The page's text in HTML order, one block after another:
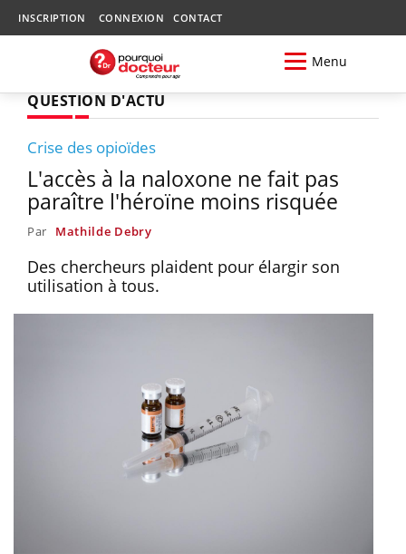
INSCRIPTION CONNEXION CONTACT
Menu
QUESTION D'ACTU
Crise des opioïdes
L'accès à la naloxone ne fait pas
paraître l'héroïne moins risquée
Par Mathilde Debry
Des chercheurs plaident pour élargir son
utilisation à tous.